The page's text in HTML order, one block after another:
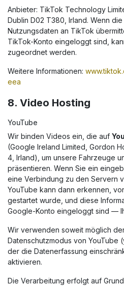
Anbieter: TikTok Technology
Dublin D02 T380, Irland. Wenn
Nutzungsdaten an TikTok
TikTok-Konto eingeloggt sind,
zugeordnet werden.
Weitere Informationen:
eea
8. Video Hosting
YouTube
Wir binden Videos ein, die auf
(Google Ireland Limited, Gordon
4, Irland), um unsere Fahrzeuge
präsentieren. Wenn Sie ein
eine Verbindung zu den Servern
YouTube kann dann erkennen,
gestartet wurde, und diese
Google-Konto eingeloggt sind —
Wir verwenden soweit möglich
Datenschutzmodus von YouTube
der die Datenerfassung
aktivieren.
Die Verarbeitung erfolgt auf